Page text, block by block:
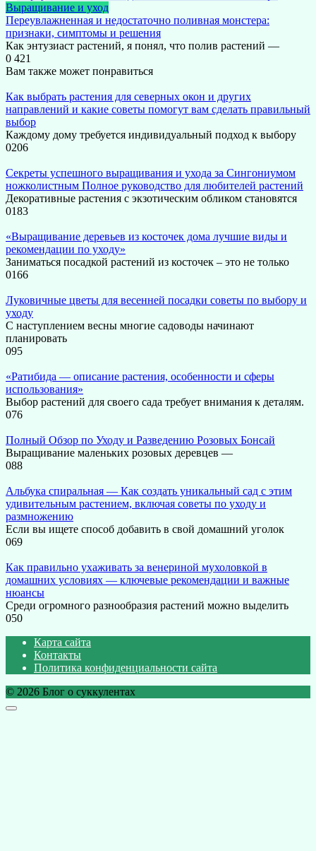
Выращивание и уход
Переувлажненная и недостаточно поливная монстера:
признаки, симптомы и решения
Как энтузиаст растений, я понял, что полив растений —
0 421
Вам также может понравиться
Как выбрать растения для северных окон и других
направлений и какие советы помогут вам сделать правильный
выбор
Каждому дому требуется индивидуальный подход к выбору
0206
Секреты успешного выращивания и ухода за Сингониумом
ножколистным Полное руководство для любителей растений
Декоративные растения с экзотическим обликом становятся
0183
«Выращивание деревьев из косточек дома лучшие виды и
рекомендации по уходу»
Заниматься посадкой растений из косточек – это не только
0166
Луковичные цветы для весенней посадки советы по выбору и
уходу
С наступлением весны многие садоводы начинают
планировать
095
«Ратибида — описание растения, особенности и сферы
использования»
Выбор растений для своего сада требует внимания к деталям.
076
Полный Обзор по Уходу и Разведению Розовых Бонсай
Выращивание маленьких розовых деревцев —
088
Альбука спиральная — Как создать уникальный сад с этим
удивительным растением, включая советы по уходу и
размножению
Если вы ищете способ добавить в свой домашний уголок
069
Как правильно ухаживать за венериной мухоловкой в
домашних условиях — ключевые рекомендации и важные
нюансы
Среди огромного разнообразия растений можно выделить
050
Карта сайта
Контакты
Политика конфиденциальности сайта
© 2026 Блог о суккулентах